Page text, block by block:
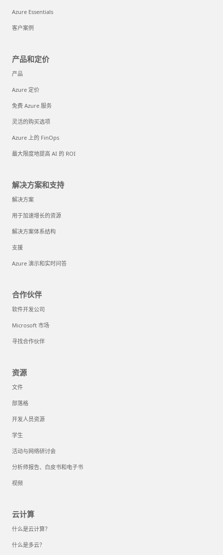
Azure Essentials
客户案例
产品和定价
产品
Azure 定价
免费 Azure 服务
灵活的购买选项
Azure 上的 FinOps
最大限度地提高 AI 的 ROI
解决方案和支持
解决方案
用于加速增长的资源
解决方案体系结构
支援
Azure 演示和实时问答
合作伙伴
软件开发公司
Microsoft 市场
寻找合作伙伴
资源
文件
部落格
开发人员资源
学生
活动与网络研讨会
分析师报告、白皮书和电子书
视频
云计算
什么是云计算？
什么是多云？